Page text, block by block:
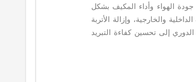
الهواء وأداء المكيف بشكل
والخارجية، وإزالة الأتربة
إلى تحسين كفاءة التبريد